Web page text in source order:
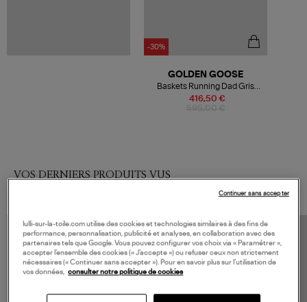
-30%
416,50 €
GOLDEN GOOSE
Baskets Running Dad Gris
Argenté Blanc
VOS DERNIERS PRODUITS VUS
lulli-sur-la-toile.com utilise des cookies et technologies similaires à des fins de
performance, personnalisation, publicité et analyses, en collaboration avec des
partenaires tels que Google. Vous pouvez configurer vos choix via « Paramétrer »,
accepter l’ensemble des cookies (« J’accepte ») ou refuser ceux non strictement
nécessaires (« Continuer sans accepter »). Pour en savoir plus sur l’utilisation de
vos données, consulter notre politique de cookies
Continuer sans accepter